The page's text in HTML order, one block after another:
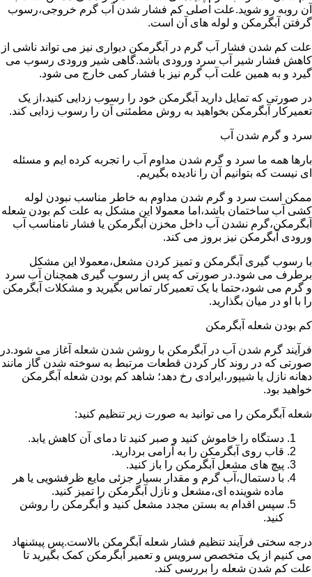
آن روبه رو شوید.علت اصلی کم فشار شدن آب گرم خروجی،رسوب
گرفتن آبگرمکن و لوله های آن است.
علت کم شدن فشار آب گرم در آبگرمکن دیواری نیز می تواند ناشی از
کاهش فشار شیر آب سرد ورودی باشد.گاهی شیر ورودی رسوب می
گیرد و به همین علت آب گرم نیز با فشار کمی خارج می شود.
در صورتی که تمایل دارید آبگرمکن خود را رسوب زدایی کنید،از یک
تعمیرکار آبگرمکن بخواهید به روش مطمئنی آن را رسوب زدایی کند.
سرد و گرم شدن آب
بارها همه ما سرد و گرم شدن مداوم آب را تجربه کرده ایم و مسئله
ای نیست که بتوانیم آن را نادیده بگیریم.
ممکن است سرد و گرم شدن مداوم به خاطر مناسب نبودن لوله
کشی آب ساختمان باشد،اما معمولا این مشکل به علت کم بودن شعله
آبگرمکن،گرم نشدن آب داخل مخزن آبگرمکن یا فشار نامناسب آب
ورودی آبگرمکن نیز بروز می کند.
با رسوب گیری آبگرمکن و تمیز کردن مشعل،معمولا این مشکل
برطرف می شود.در صورتی که پس از رسوب گیری همچنان آب سرد
و گرم می شود،حتما با یک تعمیرکار تماس بگیرید و مشکلات آبگرمکن
را با او در میان بگذارید.
کم بودن شعله آبگرمکن
فرآیند گرم شدن آب در آبگرمکن با روشن شدن شعله آغاز می شود.در
صورتی که در روند کار کردن قطعات مرتبط به سوخته شدن گاز مانند
دهانه نازل یا شیپور،ایرادی رخ دهد؛ شاهد کم بودن شعله آبگرمکن
خواهید بود.
شعله آبگرمکن را می توانید به صورت زیر تنظیم کنید:
دستگاه را خاموش کنید و صبر کنید تا دمای آن کاهش یابد.
قاب روی آبگرمکن را به آرامی بردارید.
پیچ های مشعل آبگرمکن را باز کنید.
با دستمال،آب گرم و مقدار بسیار جزئی مایع ظرفشویی یا هر
ماده شوینده ای،مشعل و نازل آبگرمکن را تمیز کنید.
سپس اقدام به بستن مجدد مشعل کنید و آبگرمکن را روشن
کنید.
درجه سختی فرآیند تنظیم فشار شعله آبگرمکن بالاست.پس پیشنهاد
می کنیم از یک متخصص سرویس و تعمیر آبگرمکن کمک بگیرید تا
علت کم شدن شعله را بررسی کند.